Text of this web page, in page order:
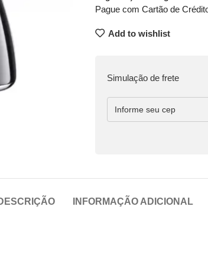
Pague com Cartão de
Add to wishlist
Simulação de frete
INFORMAÇÃO ADICIONAL